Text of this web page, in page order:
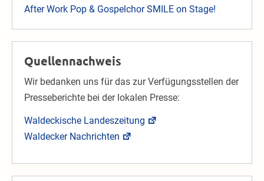
After Work Pop & Gospelchor SMILE on Stage!
Quellennachweis
Wir bedanken uns für das zur Verfügungsstellen der
Presseberichte bei der lokalen Presse:
Waldeckische Landeszeitung
Waldecker Nachrichten